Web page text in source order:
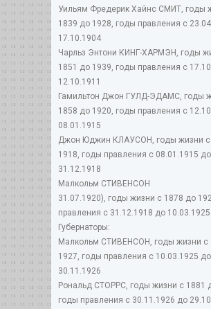
Уильям Фредерик Хайнс СМИТ, годы
1839 до 1928, годы правления с
17.10.1904
Чарльз Энтони КИНГ-ХАРМЭН, годы
1851 до 1939, годы правления с
12.10.1911
Гамильтон Джон ГУЛД-ЭДАМС, годы
1858 до 1920, годы правления с
08.01.1915
Джон Юджин КЛАУСОН, годы жизни с
1918, годы правления с 08.01.1915 до
31.12.1918
Малкольм СТИВЕНСОН
31.07.1920), годы жизни с 1878 до
правления с 31.12.1918 до 10.03.1925
Губернаторы:
Малкольм СТИВЕНСОН, годы жизни с
1927, годы правления с 10.03.1925 до
30.11.1926
Рональд СТОРРС, годы жизни с 1881
годы правления с 30.11.1926 до